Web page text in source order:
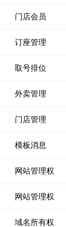
门店会员
订座管理
取号排位
外卖管理
门店管理
模板消息
网站管理权
网站管理权
域名所有权